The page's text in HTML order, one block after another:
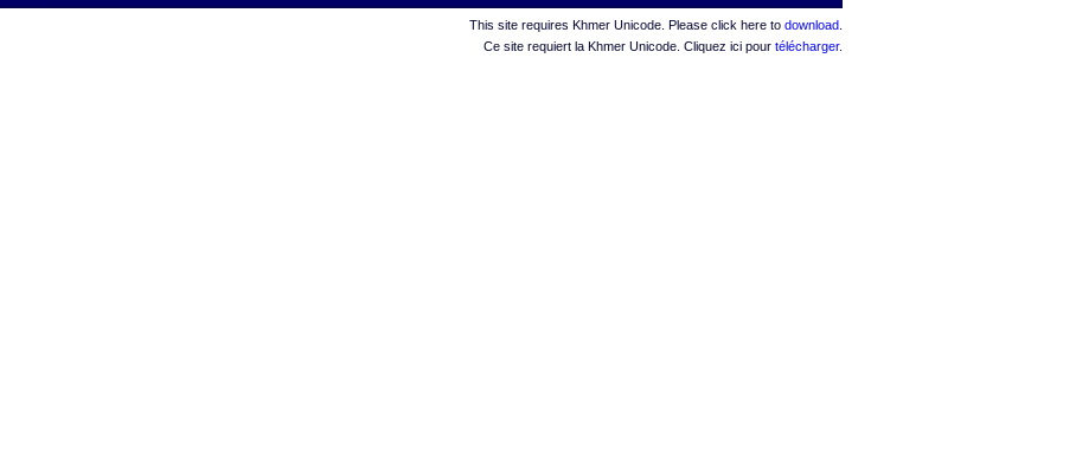
This site requires Khmer Unicode. Please click here to download
Ce site requiert la Khmer Unicode. Cliquez ici pour télécharger.